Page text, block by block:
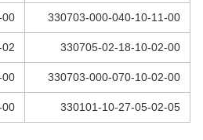
330703-000-040-10-11-00
00
330705-02-18-10-02-00
330703-000-070-10-02-00
330101-10-27-05-02-05
00